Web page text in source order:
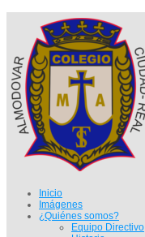
Inicio
Imágenes
¿Quiénes somos?
Equipo Directivo